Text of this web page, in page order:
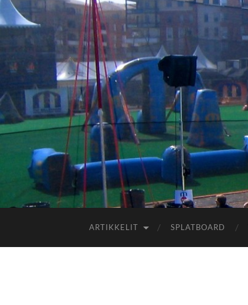
ARTIKKELIT SPLATBOARD